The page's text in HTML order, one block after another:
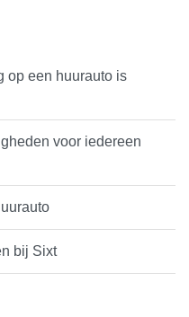
op een huurauto is
voor iedereen
bij Sixt